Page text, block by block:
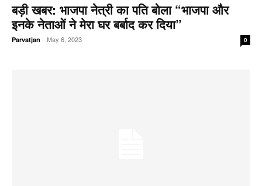
बड़ी खबर: भाजपा नेत्री का पति बोला “भाजपा और
इनके नेताओं ने मेरा घर बर्बाद कर दिया”
Parvatjan -May 6, 2023 0